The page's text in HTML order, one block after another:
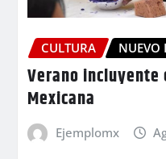
CULTURA NUEVO
Verano incluyente
Mexicana
Ejemplomx